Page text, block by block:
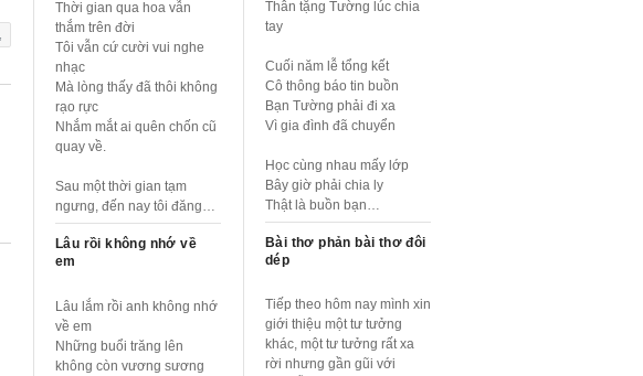
Thời gian qua hoa vẫn
thắm trên đời
Tôi vẫn cứ cười vui nghe
nhạc
Mà lòng thấy đã thôi không
rạo rực
Nhắm mắt ai quên chốn cũ
quay về.
Sau một thời gian tạm
ngưng, đến nay tôi đăng…
Lâu rồi không nhớ về
em
Lâu lắm rồi anh không nhớ
về em
Những buổi trăng lên
không còn vương sương
Thân tặng Tường lúc chia
tay
Cuối năm lễ tổng kết
Cô thông báo tin buồn
Bạn Tường phải đi xa
Vì gia đình đã chuyển
Học cùng nhau mấy lớp
Bây giờ phải chia ly
Thật là buồn bạn…
Bài thơ phản bài thơ đôi
dép
Tiếp theo hôm nay mình xin
giới thiệu một tư tưởng
khác, một tư tưởng rất xa
rời nhưng gần gũi với